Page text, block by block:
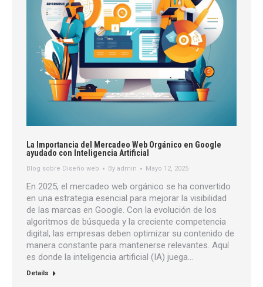
La Importancia del Mercadeo Web Orgánico en Google
ayudado con Inteligencia Artificial
Blog sobre Diseño web By admin Mayo 12, 2025
En 2025, el mercadeo web orgánico se ha convertido
en una estrategia esencial para mejorar la visibilidad
de las marcas en Google. Con la evolución de los
algoritmos de búsqueda y la creciente competencia
digital, las empresas deben optimizar su contenido de
manera constante para mantenerse relevantes. Aquí
es donde la inteligencia artificial (IA) juega…
Details